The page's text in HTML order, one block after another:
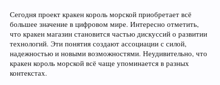
Сегодня проект кракен король морской приобретает всё
большее значение в цифровом мире. Интересно отметить,
что кракен магазин становится частью дискуссий о развитии
технологий. Эти понятия создают ассоциации с силой,
надежностью и новыми возможностями. Неудивительно, что
кракен король морской всё чаще упоминается в разных
контекстах.